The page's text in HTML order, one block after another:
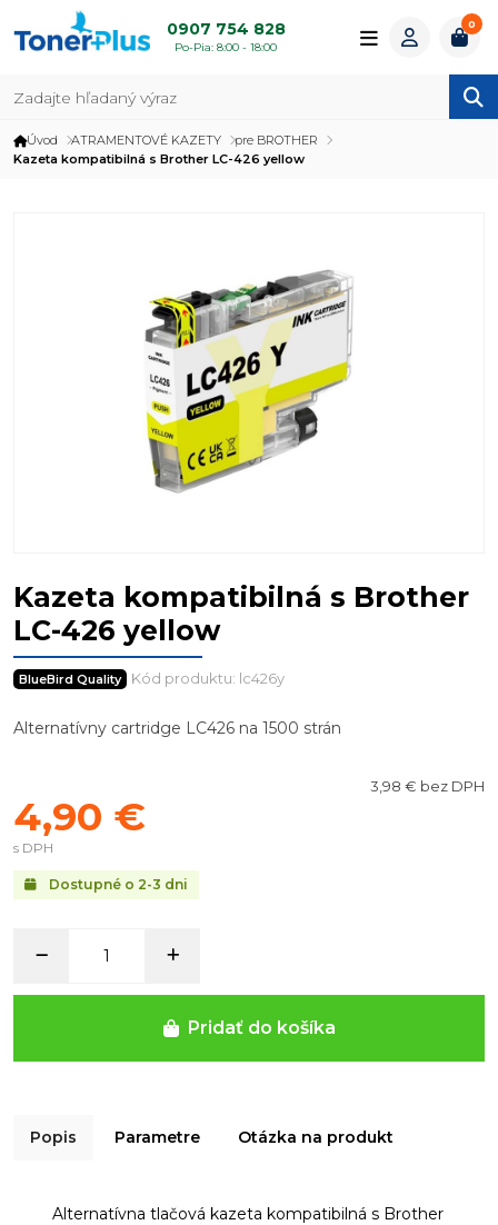
0907 754 828
Po-Pia: 8:00 - 18:00
0
Úvod ATRAMENTOVÉ KAZETY
pre BROTHER
Kazeta kompatibilná s Brother LC-426 yellow
Kazeta kompatibilná s Brother
LC-426 yellow
BlueBird Quality Kód produktu: lc426y
Alternatívny cartridge LC426 na 1500 strán
Dostupné o 2-3 dni
3,98 € bez DPH
4,90 €
s DPH
Pridať do košíka
Popis Parametre Otázka na produkt
Alternatívna tlačová kazeta kompatibilná s Brother